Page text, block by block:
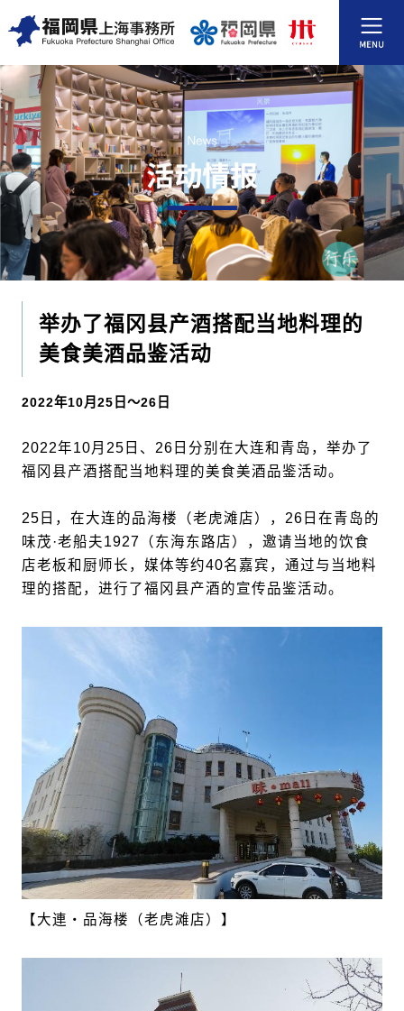
举办了福冈县产酒搭配当地料理的
美食美酒品鉴活动
2022年10月25日～26日
2022年10月25日、26日分别在大连和青岛，举办了
福冈县产酒搭配当地料理的美食美酒品鉴活动。
25日，在大连的品海楼（老虎滩店），26日在青岛的
味茂·老船夫1927（东海东路店），邀请当地的饮食
店老板和厨师长，媒体等约40名嘉宾，通过与当地料
理的搭配，进行了福冈县产酒的宣传品鉴活动。
【大連・品海楼（老虎滩店）】